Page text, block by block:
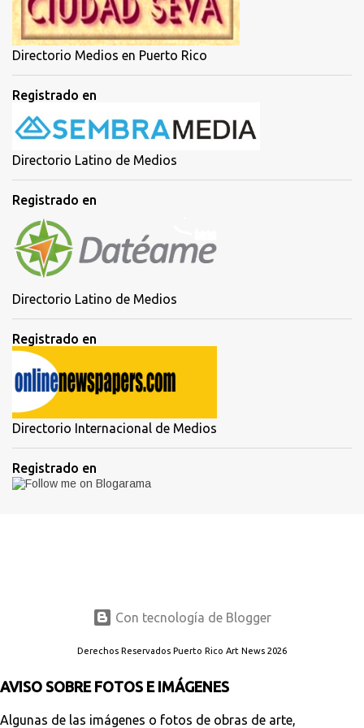
o
Directorio Medios en Puerto Rico
Registrado en
Directorio Latino de Medios
Registrado en
Directorio Latino de Medios
Registrado en
Directorio Internacional de Medios
Registrado en
Con tecnología de Blogger
Derechos Reservados Puerto Rico Art News 2026
AVISO SOBRE FOTOS E IMÁGENES
Algunas de las imágenes o fotos de obras de arte,